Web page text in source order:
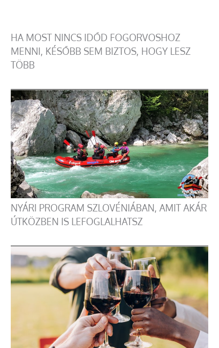
HA MOST NINCS IDŐD FOGORVOSHOZ
MENNI, KÉSŐBB SEM BIZTOS, HOGY LESZ
TÖBB
NYÁRI PROGRAM SZLOVÉNIÁBAN, AMIT AKÁR
ÚTKÖZBEN IS LEFOGLALHATSZ